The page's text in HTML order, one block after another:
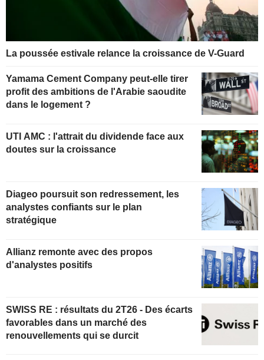
La poussée estivale relance la croissance de V-Guard
Yamama Cement Company peut-elle tirer
profit des ambitions de l'Arabie saoudite
dans le logement ?
UTI AMC : l'attrait du dividende face aux
doutes sur la croissance
Diageo poursuit son redressement, les
analystes confiants sur le plan
stratégique
Allianz remonte avec des propos
d'analystes positifs
SWISS RE : résultats du 2T26 - Des écarts
favorables dans un marché des
renouvellements qui se durcit